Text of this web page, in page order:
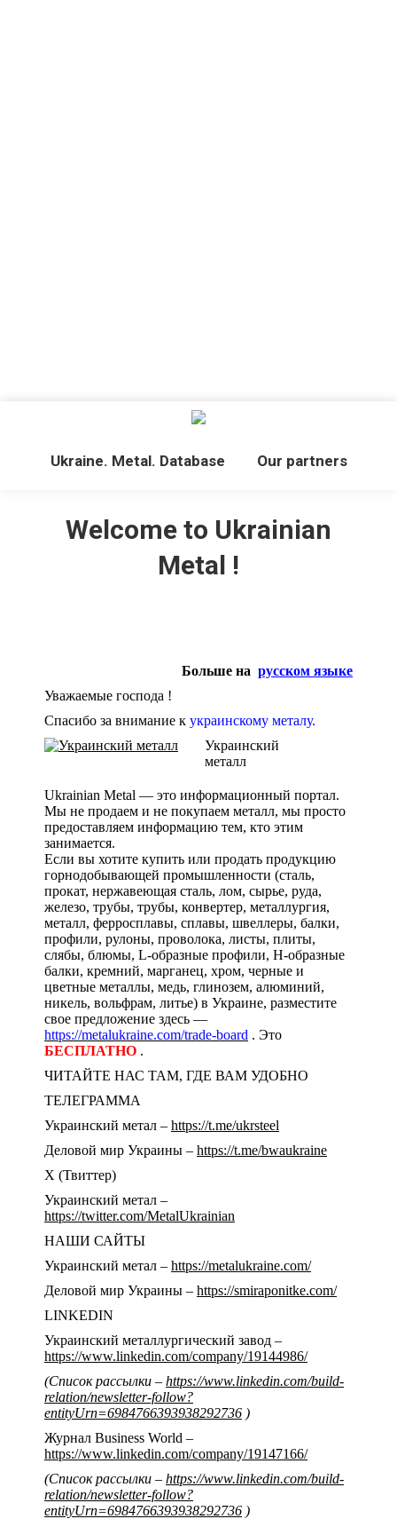
Ukraine. Metal. Database Our partners
Welcome to Ukrainian
Metal !
Больше на русском языке
Уважаемые господа !
Спасибо за внимание к украинскому металу.
Украинский
металл
Ukrainian Metal — это информационный портал.
Мы не продаем и не покупаем металл, мы просто
предоставляем информацию тем, кто этим
занимается.
Если вы хотите купить или продать продукцию
горнодобывающей промышленности (сталь,
прокат, нержавеющая сталь, лом, сырье, руда,
железо, трубы, трубы, конвертер, металлургия,
металл, ферросплавы, сплавы, швеллеры, балки,
профили, рулоны, проволока, листы, плиты,
слябы, блюмы, L-образные профили, H-образные
балки, кремний, марганец, хром, черные и
цветные металлы, медь, глинозем, алюминий,
никель, вольфрам, литье) в Украине, разместите
свое предложение здесь —
https://metalukraine.com/trade-board . Это
БЕСПЛАТНО .
ЧИТАЙТЕ НАС ТАМ, ГДЕ ВАМ УДОБНО
ТЕЛЕГРАММА
Украинский метал – https://t.me/ukrsteel
Деловой мир Украины – https://t.me/bwaukraine
Х (Твиттер)
Украинский метал –
https://twitter.com/MetalUkrainian
НАШИ САЙТЫ
Украинский метал – https://metalukraine.com/
Деловой мир Украины – https://smiraponitke.com/
LINKEDIN
Украинский металлургический завод –
https://www.linkedin.com/company/19144986/
(Список рассылки – https://www.linkedin.com/build-
relation/newsletter-follow?
entityUrn=6984766393938292736 )
Журнал Business World –
https://www.linkedin.com/company/19147166/
(Список рассылки – https://www.linkedin.com/build-
relation/newsletter-follow?
entityUrn=6984766393938292736 )